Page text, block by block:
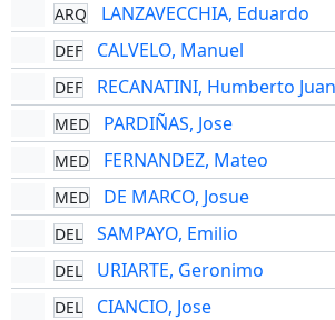
ARQ LANZAVECCHIA, Eduardo
DEF CALVELO, Manuel
DEF RECANATINI, Humberto Juan
MED PARDIÑAS, Jose
MED FERNANDEZ, Mateo
MED DE MARCO, Josue
DEL SAMPAYO, Emilio
DEL URIARTE, Geronimo
DEL CIANCIO, Jose